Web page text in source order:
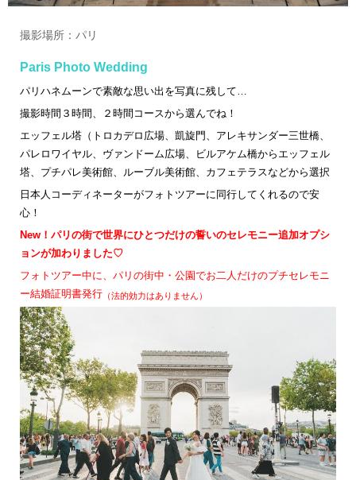
撮影場所：パリ
Paris Photo Wedding
パリハネムーンで素敵な思い出を写真に残して…
撮影時間３時間、２時間コースから選んでね！
エッフェル塔（トロカデロ広場、凱旋門、アレキサンダー三世橋、
パレロワイヤル、ヴァンドーム広場、ビルアケム橋からエッフェル
塔、プチパレ美術館、ルーブル美術館、カフェテラスなどから選択
日本人コーディネーターがフォトツアーに同行してくれるので安
心！
New！パリの街で世界にひとつだけの誓いのセレモニー追加オプシ
ョンが加わりました♡
フォトツアー中に、パリの街中・公園でお⼆⼈だけのプチセレモニ
ー結婚証明書発⾏ （法的効⼒はありません）